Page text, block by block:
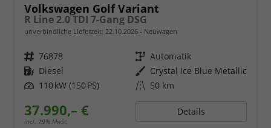
Volkswagen Golf Variant
R Line 2.0 TDI 7-Gang DSG
unverbindliche Lieferzeit: 22.10.2026 Neuwagen
Fahrzeugnr. 76878 Getriebe Automatik
Kraftstoff Diesel Außenfarbe Crystal Ice Blue Metallic
Leistung 110 kW (150 PS) Kilometerstand 50 km
37.990,– €
incl. 19% MwSt.
Details